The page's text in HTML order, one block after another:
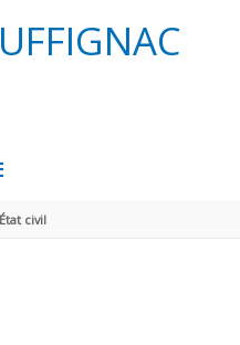
État civil